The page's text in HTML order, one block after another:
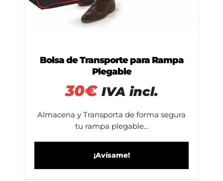
Bolsa de Transporte para Rampa
Plegable
30€ IVA incl.
Almacena y Transporta de forma segura
tu rampa plegable...
¡Avísame!